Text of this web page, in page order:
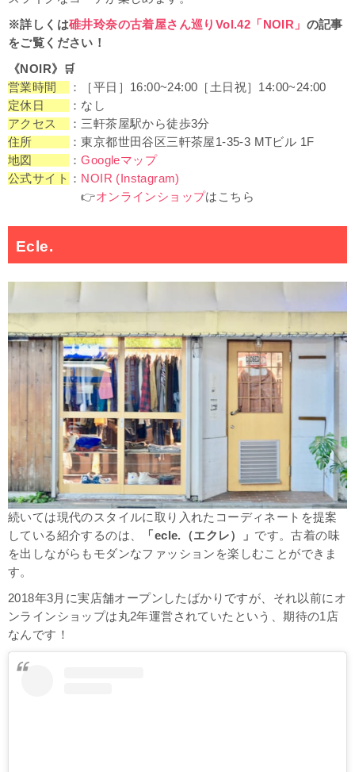
※詳しくは碓井玲奈の古着屋さん巡りVol.42「NOIR」 の記事
をご覧ください！
《NOIR》 🛒
営業時間
：［平日］16:00~24:00［土日祝］14:00~24:00
定休日
：なし
アクセス
：三軒茶屋駅から徒歩3分
住所
：東京都世田谷区三軒茶屋1-35-3 MTビル 1F
地図
：Googleマップ
公式サイト ： NOIR (Instagram)
👉オンラインショップはこちら
Ecle.
続いては現代のスタイルに取り入れたコーディネートを提案
している紹介するのは、
「ecle.（エクレ）」 です。古着の味
を出しながらもモダンなファッションを楽しむことができま
す。
2018年3月に実店舗オープンしたばかりですが、それ以前にオ
ンラインショップは丸2年運営されていたという、期待の1店
なんです！